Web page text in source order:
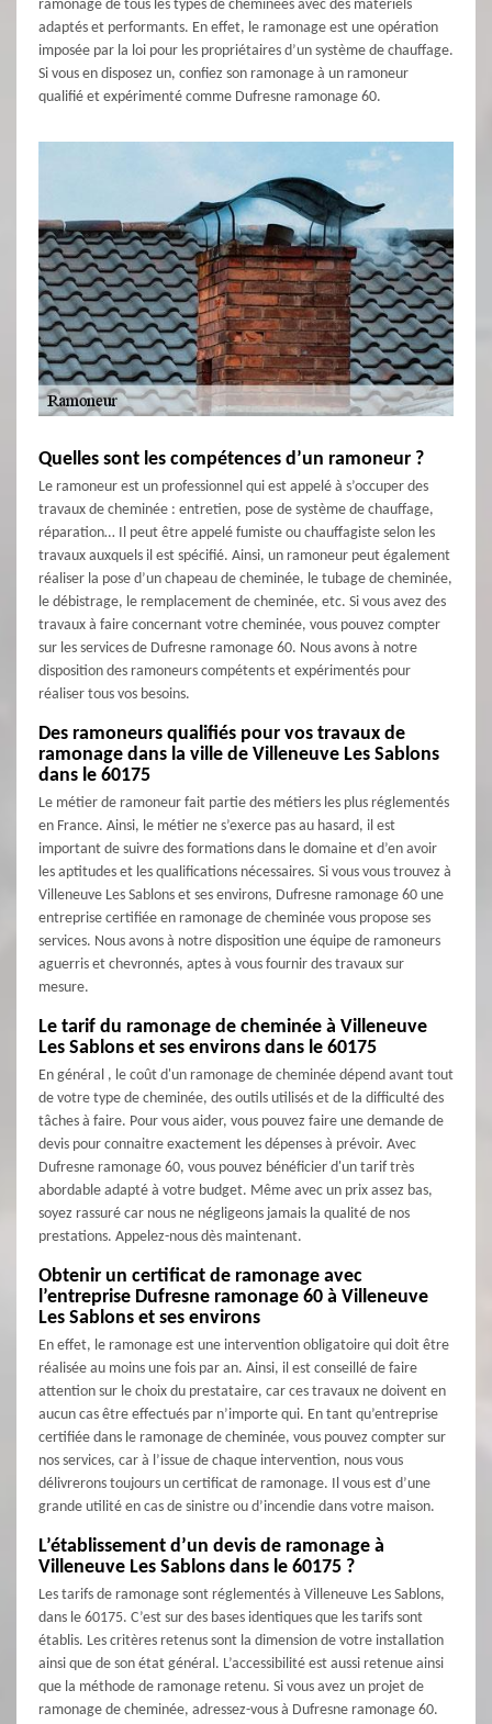
ramonage de tous les types de cheminées avec des matériels
adaptés et performants. En effet, le ramonage est une opération
imposée par la loi pour les propriétaires d’un système de chauffage.
Si vous en disposez un, confiez son ramonage à un ramoneur
qualifié et expérimenté comme Dufresne ramonage 60.
Quelles sont les compétences d’un ramoneur ?
Le ramoneur est un professionnel qui est appelé à s’occuper des
travaux de cheminée : entretien, pose de système de chauffage,
réparation… Il peut être appelé fumiste ou chauffagiste selon les
travaux auxquels il est spécifié. Ainsi, un ramoneur peut également
réaliser la pose d’un chapeau de cheminée, le tubage de cheminée,
le débistrage, le remplacement de cheminée, etc. Si vous avez des
travaux à faire concernant votre cheminée, vous pouvez compter
sur les services de Dufresne ramonage 60. Nous avons à notre
disposition des ramoneurs compétents et expérimentés pour
réaliser tous vos besoins.
Des ramoneurs qualifiés pour vos travaux de
ramonage dans la ville de Villeneuve Les Sablons
dans le 60175
Le métier de ramoneur fait partie des métiers les plus réglementés
en France. Ainsi, le métier ne s’exerce pas au hasard, il est
important de suivre des formations dans le domaine et d’en avoir
les aptitudes et les qualifications nécessaires. Si vous vous trouvez à
Villeneuve Les Sablons et ses environs, Dufresne ramonage 60 une
entreprise certifiée en ramonage de cheminée vous propose ses
services. Nous avons à notre disposition une équipe de ramoneurs
aguerris et chevronnés, aptes à vous fournir des travaux sur
mesure.
Le tarif du ramonage de cheminée à Villeneuve
Les Sablons et ses environs dans le 60175
En général , le coût d'un ramonage de cheminée dépend avant tout
de votre type de cheminée, des outils utilisés et de la difficulté des
tâches à faire. Pour vous aider, vous pouvez faire une demande de
devis pour connaitre exactement les dépenses à prévoir. Avec
Dufresne ramonage 60, vous pouvez bénéficier d'un tarif très
abordable adapté à votre budget. Même avec un prix assez bas,
soyez rassuré car nous ne négligeons jamais la qualité de nos
prestations. Appelez-nous dès maintenant.
Obtenir un certificat de ramonage avec
l’entreprise Dufresne ramonage 60 à Villeneuve
Les Sablons et ses environs
En effet, le ramonage est une intervention obligatoire qui doit être
réalisée au moins une fois par an. Ainsi, il est conseillé de faire
attention sur le choix du prestataire, car ces travaux ne doivent en
aucun cas être effectués par n’importe qui. En tant qu’entreprise
certifiée dans le ramonage de cheminée, vous pouvez compter sur
nos services, car à l’issue de chaque intervention, nous vous
délivrerons toujours un certificat de ramonage. Il vous est d’une
grande utilité en cas de sinistre ou d’incendie dans votre maison.
L’établissement d’un devis de ramonage à
Villeneuve Les Sablons dans le 60175 ?
Les tarifs de ramonage sont réglementés à Villeneuve Les Sablons,
dans le 60175. C’est sur des bases identiques que les tarifs sont
établis. Les critères retenus sont la dimension de votre installation
ainsi que de son état général. L’accessibilité est aussi retenue ainsi
que la méthode de ramonage retenu. Si vous avez un projet de
ramonage de cheminée, adressez-vous à Dufresne ramonage 60.